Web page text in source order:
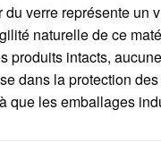
du verre représente un
naturelle de ce
produits intacts,
dans la protection
que les emballages